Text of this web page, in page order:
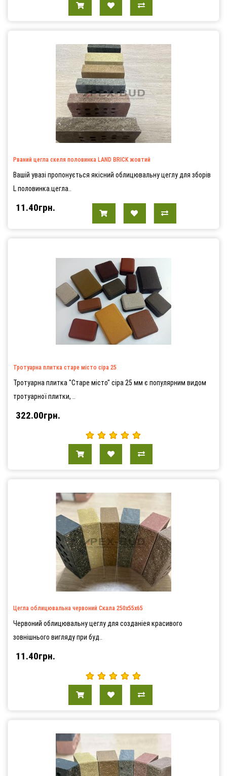
Рваний цегла скеля половинка LAND BRICK жовтий
Вашій увазі пропонується якісний облицювальну цеглу для зборів
L половинка.цегла..
11.40грн.
Тротуарна плитка старе місто сіра 25
Тротуарна плитка "Старе місто" сіра 25 мм є популярним видом
тротуарної плитки, ..
322.00грн.
Цегла облицювальна червоний Скала 250х55х65
Червоний облицювальну цеглу для созданіея красивого
зовнішнього вигляду при буд..
11.40грн.